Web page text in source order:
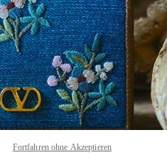
Link Opens in New Tab
Fortfahren ohne Akzeptieren